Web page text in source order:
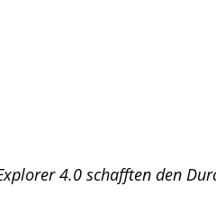
4.0 schafften den